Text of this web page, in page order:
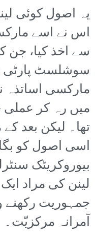
یہ اصول کوئی
اس نے اسے
سے اخذ کیا،
سوشلسٹ پارٹی
مارکسی اساتذہ
میں رہ کر عملی
تھا۔ لیکن بعد
اسی اصول کو
بیوروکریٹک
لینن کی مراد
جمہوریت رکھنے
آمرانہ مرکزیّت۔